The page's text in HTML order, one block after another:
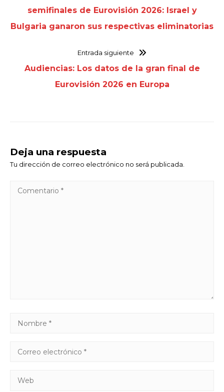
semifinales de Eurovisión 2026: Israel y
Bulgaria ganaron sus respectivas eliminatorias
Entrada siguiente
Audiencias: Los datos de la gran final de
Eurovisión 2026 en Europa
Deja una respuesta
Tu dirección de correo electrónico no será publicada.